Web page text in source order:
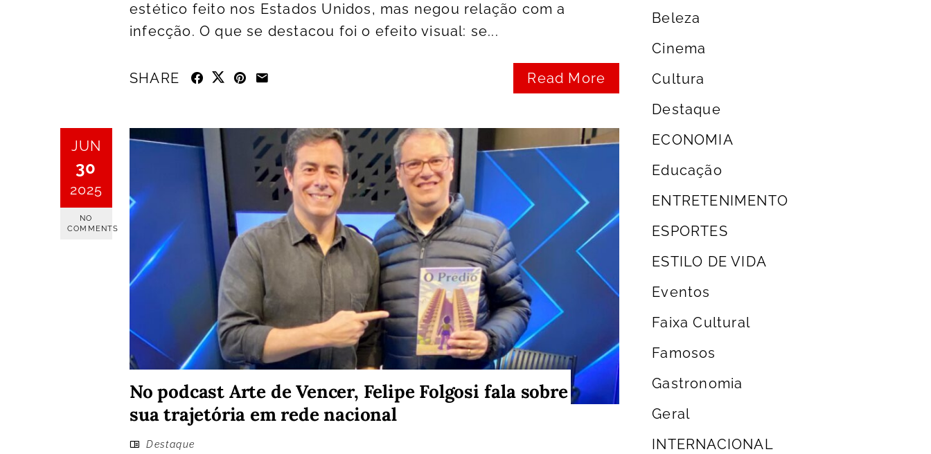
estético feito nos Estados Unidos, mas negou relação com a
infecção. O que se destacou foi o efeito visual: se...
Read More
SHARE
JUN
30
2025
NO
COMMENTS
No podcast Arte de Vencer, Felipe Folgosi fala sobre
sua trajetória em rede nacional
Destaque
Beleza
Cinema
Cultura
Destaque
ECONOMIA
Educação
ENTRETENIMENTO
ESPORTES
ESTILO DE VIDA
Eventos
Faixa Cultural
Famosos
Gastronomia
Geral
INTERNACIONAL